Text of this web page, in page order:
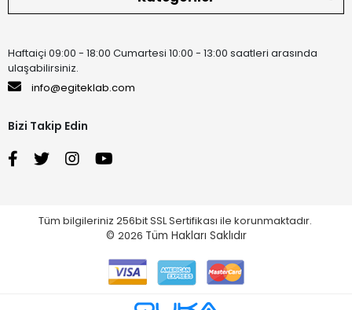
Haftaiçi 09:00 - 18:00 Cumartesi 10:00 - 13:00 saatleri arasında
ulaşabilirsiniz.
info@egiteklab.com
Bizi Takip Edin
Tüm bilgileriniz 256bit SSL Sertifikası ile korunmaktadır.
© 2026 Tüm Hakları Saklıdır